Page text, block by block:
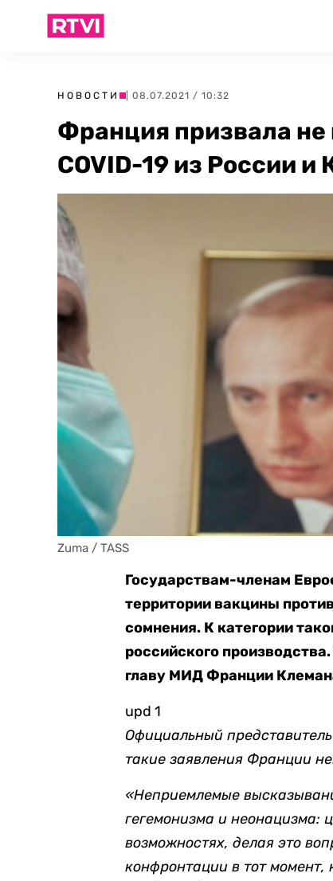
НОВОСТИ | 08.07.2021 / 10:32
Франция призвала не
COVID-19 из России и
Zuma / TASS
Государствам-членам
территории вакцины
сомнения. К категории
российского
главу МИД Франции
upd 1
Официальный
такие заявления Франции
«Неприемлемые
гегемонизма и неонацизма:
возможностях, делая это
конфронтации в тот